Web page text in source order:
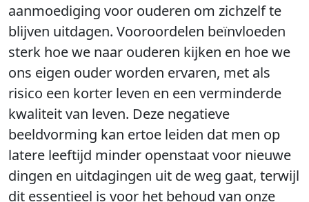
aanmoediging voor ouderen om zichzelf te
blijven uitdagen. Vooroordelen beïnvloeden
sterk hoe we naar ouderen kijken en hoe we
ons eigen ouder worden ervaren, met als
risico een korter leven en een verminderde
kwaliteit van leven. Deze negatieve
beeldvorming kan ertoe leiden dat men op
latere leeftijd minder openstaat voor nieuwe
dingen en uitdagingen uit de weg gaat, terwijl
dit essentieel is voor het behoud van onze